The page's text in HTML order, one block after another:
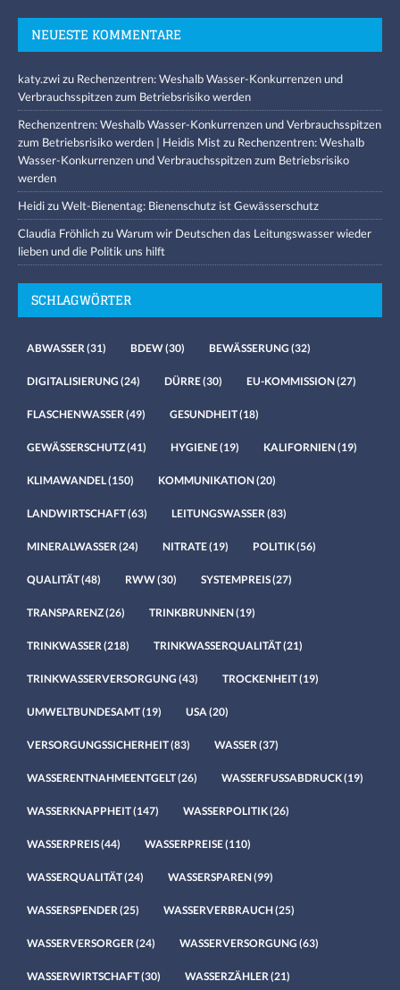
NEUESTE KOMMENTARE
katy.zwizu Rechenzentren: Weshalb Wasser-Konkurrenzen und
Verbrauchsspitzen zum Betriebsrisiko werden
Rechenzentren: Weshalb Wasser-Konkurrenzen und Verbrauchsspitzen
zum Betriebsrisiko werden | Heidis Mistzu Rechenzentren: Weshalb
Wasser-Konkurrenzen und Verbrauchsspitzen zum Betriebsrisiko
werden
HeidizuWelt-Bienentag: Bienenschutz ist Gewässerschutz
Claudia FröhlichzuWarum wir Deutschen das Leitungswasser wieder
lieben und die Politik uns hilft
SCHLAGWÖRTER
ABWASSER(31) BDEW(30) BEWÄSSERUNG (32)
DIGITALISIERUNG (24) DÜRRE(30) EU-KOMMISSION(27)
FLASCHENWASSER(49) GESUNDHEIT(18)
GEWÄSSERSCHUTZ(41) HYGIENE(19) KALIFORNIEN(19)
KLIMAWANDEL(150) KOMMUNIKATION(20)
LANDWIRTSCHAFT(63) LEITUNGSWASSER(83)
MINERALWASSER(24) NITRATE(19) POLITIK(56)
QUALITÄT(48) RWW(30) SYSTEMPREIS(27)
TRANSPARENZ(26) TRINKBRUNNEN(19)
TRINKWASSER(218) TRINKWASSERQUALITÄT(21)
TRINKWASSERVERSORGUNG (43) TROCKENHEIT(19)
UMWELTBUNDESAMT(19) USA(20)
VERSORGUNGSSICHERHEIT(83) WASSER(37)
WASSERENTNAHMEENTGELT(26) WASSERFUSSABDRUCK(19)
WASSERKNAPPHEIT(147) WASSERPOLITIK(26)
WASSERPREIS(44) WASSERPREISE(110)
WASSERQUALITÄT(24) WASSERSPAREN(99)
WASSERSPENDER(25) WASSERVERBRAUCH(25)
WASSERVERSORGER(24) WASSERVERSORGUNG (63)
WASSERWIRTSCHAFT(30) WASSERZÄHLER(21)